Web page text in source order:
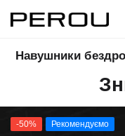
Навушники
-50% Рекомендуємо